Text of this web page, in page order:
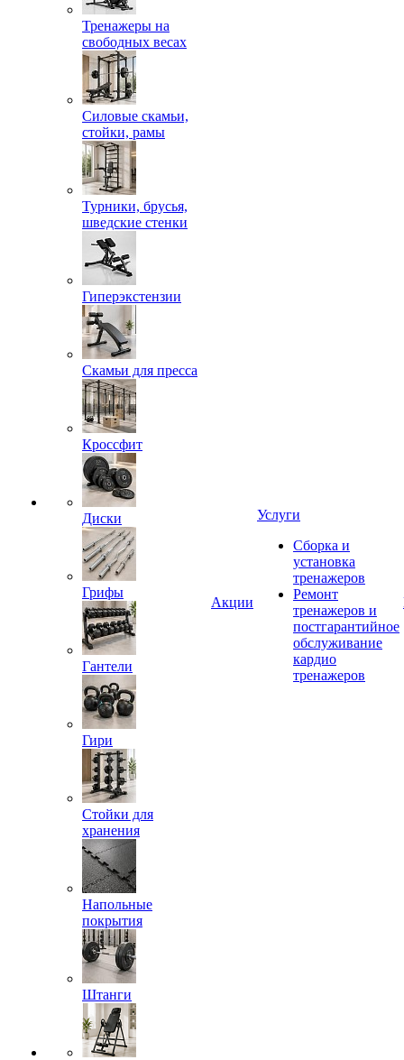
Тренажеры на
свободных весах
Силовые скамьи,
стойки, рамы
Турники, брусья,
шведские стенки
Гиперэкстензии
Скамьи для пресса
Кроссфит
Диски
Грифы
Гантели
Гири
Стойки для
хранения
Напольные
покрытия
Штанги
Акции
Услуги
Сборка и
установка
тренажеров
Ремонт
тренажеров и
постгарантийное
обслуживание
кардио
тренажеров